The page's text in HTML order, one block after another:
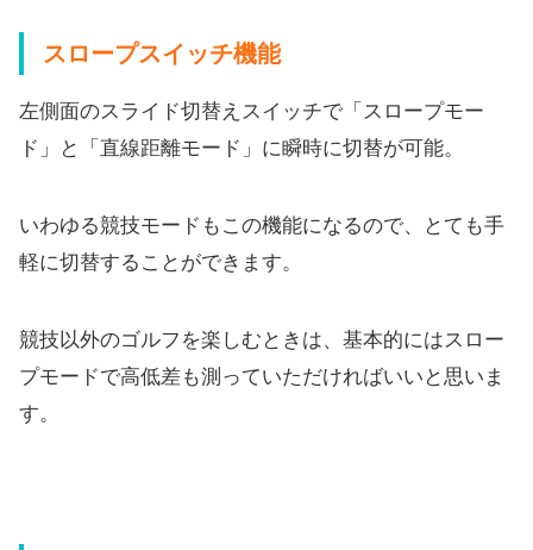
スロープスイッチ機能
左側面のスライド切替えスイッチで「スロープモー
ド」と「 直線距離モード」に瞬時に切替が可能。
いわゆる競技モードもこの機能になるので、
とても手
軽に切替することができます。
競技以外のゴルフを楽しむときは、 基本的にはスロー
プモードで高低差も測っていただければいいと思いま
す。